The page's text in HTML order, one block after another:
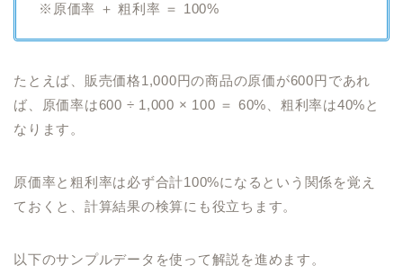
※原価率 ＋ 粗利率 ＝ 100%
たとえば、販売価格1,000円の商品の原価が600円であれ
ば、原価率は600 ÷ 1,000 × 100 ＝ 60%、粗利率は40%と
なります。
原価率と粗利率は必ず合計100%になるという関係を覚え
ておくと、計算結果の検算にも役立ちます。
以下のサンプルデータを使って解説を進めます。